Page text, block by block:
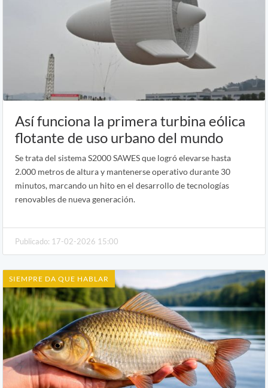
Así funciona la primera turbina eólica
flotante de uso urbano del mundo
Se trata del sistema S2000 SAWES que logró elevarse hasta
2.000 metros de altura y mantenerse operativo durante 30
minutos, marcando un hito en el desarrollo de tecnologías
renovables de nueva generación.
Publicado: 17-02-2026 15:00
SIEMPRE DA QUE HABLAR